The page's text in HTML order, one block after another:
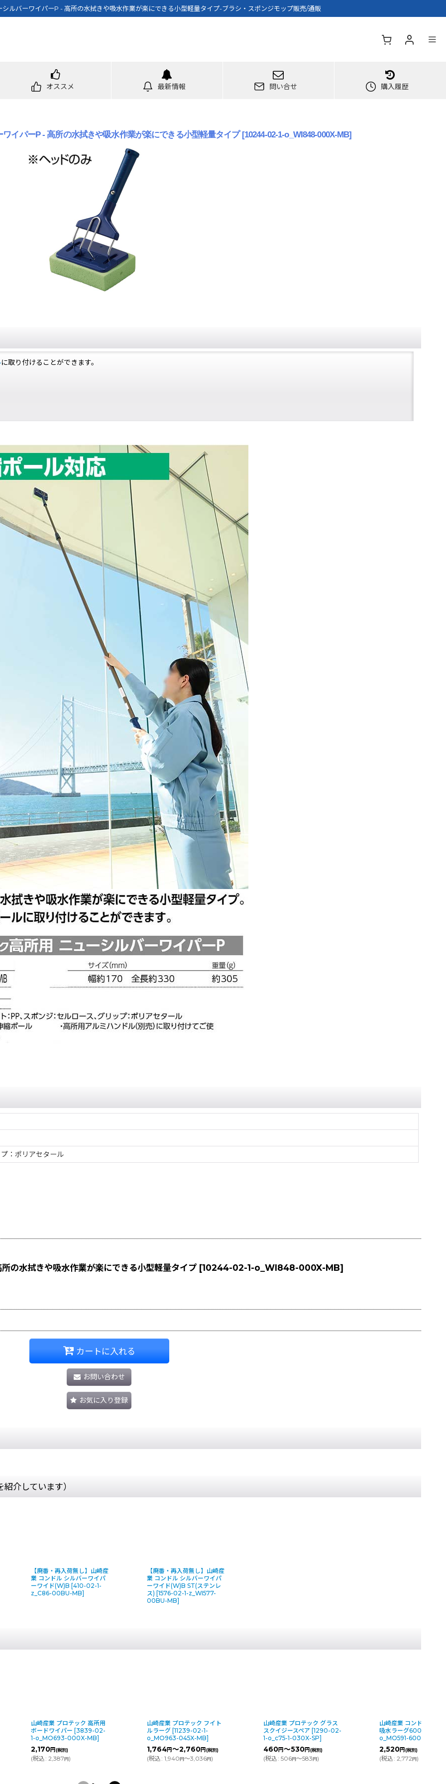
ルバーワイパーP - 高所の水拭きや吸水作業が楽にできる小型軽量タイプ-ブラシ・スポンジモップ販売/通販
オススメ 最新情報 問い合せ 購入履歴
イパーP - 高所の水拭きや吸水作業が楽にできる小型軽量タイプ [10244-02-1-o_WI848-000X-MB]
に取り付けることができます。
：ポリアセタール
の水拭きや吸水作業が楽にできる小型軽量タイプ [10244-02-1-o_WI848-000X-MB]
カートに入れる
お問い合わせ
お気に入り登録
介しています）
【廃番・再入荷無し】山崎産
業 コンドル シルバーワイパ
ーワイド(W)B [410-02-1-
z_C86-00BU-MB]
【廃番・再入荷無し】山崎産
業 コンドル シルバーワイパ
ーワイド(W)B ST(ステンレ
ス) [1576-02-1-z_WI577-
00BU-MB]
山崎産業 プロテック フイト
ルラーグ [11239-02-1-
o_MO963-045X-MB]
1,764円～2,760
(税込: 1,940円
山崎産業 プロテック グラス
スクイジースペア [1290-02-
1-o_c75-1-030X-SP
460円～530円(税別)
(税込: 506円～583円)
山崎産業 コンドル スーパー
吸水ラーグ600 [1583-02-1-
o_MO591-600X-MB
2,520円(税別)
(税込: 2,772円)
山崎産業 プロテック
ダーバッグ(大)
o_FU676-000X-MB
3,010円(税別)
(税込: 3,311円